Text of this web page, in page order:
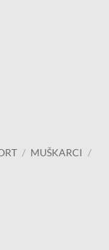
/ MUŠKARCI
/